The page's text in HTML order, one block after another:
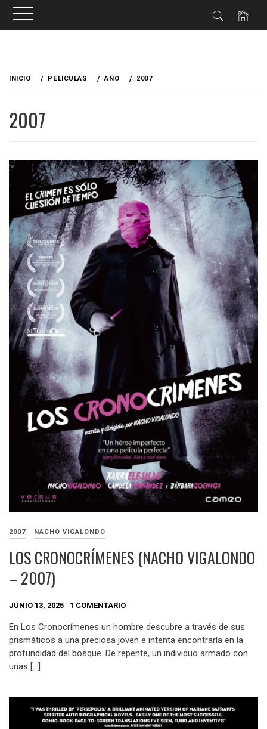
INICIO PELÍCULAS AÑO 2007
2007
2007 NACHO VIGALONDO
LOS CRONOCRÍMENES (NACHO VIGALONDO
– 2007)
JUNIO 13, 2025 1 COMENTARIO
En Los Cronocrímenes un hombre descubre a través de sus
prismáticos a una preciosa joven e intenta encontrarla en la
profundidad del bosque. De repente, un individuo armado con
unas […]